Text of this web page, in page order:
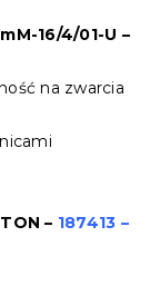
16/4/01-U –
na zwarcia
– 187413 –